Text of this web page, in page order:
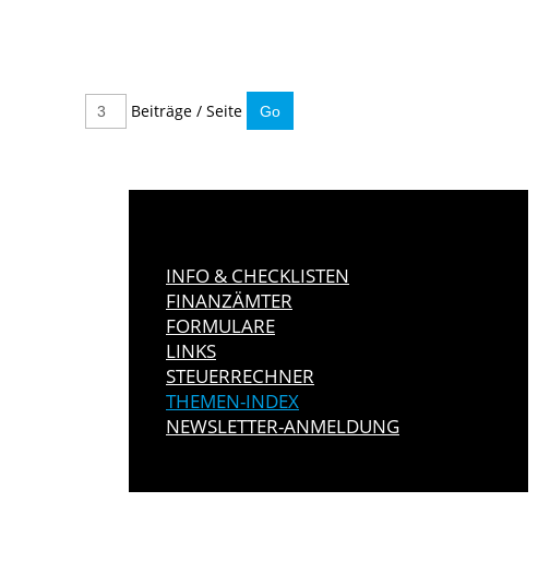
Beiträge / Seite
INFO & CHECKLISTEN
FINANZÄMTER
FORMULARE
LINKS
STEUERRECHNER
THEMEN-INDEX
NEWSLETTER-ANMELDUNG